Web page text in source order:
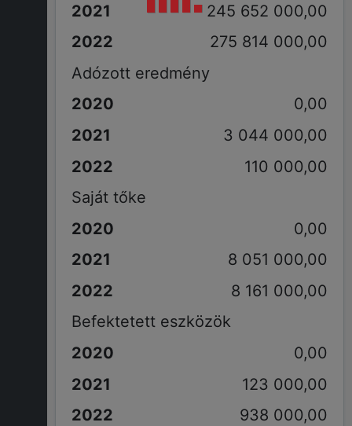
245 652 000,00
275 814 000,00
Adózott eredmény
0,00
3 044 000,00
110 000,00
Saját tőke
0,00
8 051 000,00
8 161 000,00
Befektetett eszközök
0,00
123 000,00
938 000,00